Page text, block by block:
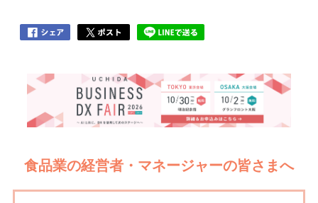
食品業の経営者・マネージャーの皆さまへ